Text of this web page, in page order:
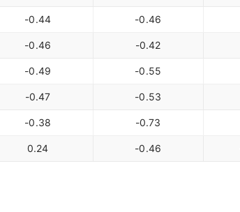
-0.44 -0.46
-0.46 -0.42
-0.49 -0.55
-0.47 -0.53
-0.38 -0.73
0.24 -0.46